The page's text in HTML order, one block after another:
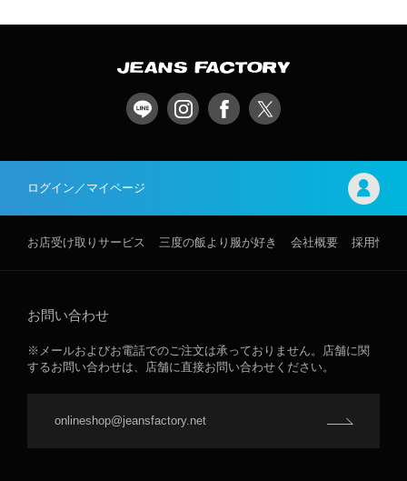
ログイン／マイページ
お店受け取りサービス 三度の飯より服が好き 会社概要 採用情報
お問い合わせ
※メールおよびお電話でのご注文は承っておりません。店舗に関
するお問い合わせは、店舗に直接お問い合わせください。
onlineshop@jeansfactory.net